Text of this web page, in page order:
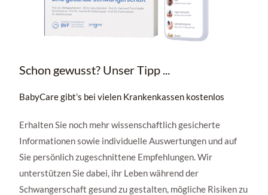
Schon gewusst? Unser Tipp ...
BabyCare gibt’s bei vielen Krankenkassen kostenlos
Erhalten Sie noch mehr wissenschaftlich gesicherte
Informationen sowie individuelle Auswertungen und auf
Sie persönlich zugeschnittene Empfehlungen. Wir
unterstützen Sie dabei, ihr Leben während der
Schwangerschaft gesund zu gestalten, mögliche Risiken zu